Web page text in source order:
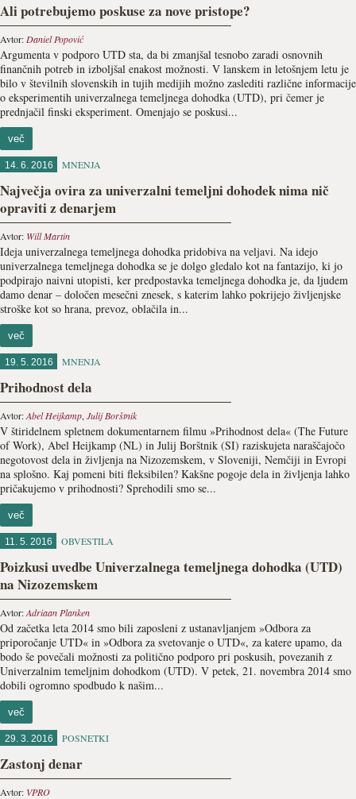
Ali potrebujemo poskuse za nove pristope?
Avtor: Daniel Popović
Argumenta v podporo UTD sta, da bi zmanjšal tesnobo zaradi osnovnih
finančnih potreb in izboljšal enakost možnosti. V lanskem in letošnjem letu je
bilo v številnih slovenskih in tujih medijih možno zaslediti različne informacije
o eksperimentih univerzalnega temeljnega dohodka (UTD), pri čemer je
prednjačil finski eksperiment. Omenjajo se poskusi...
več
14. 6. 2016 MNENJA
Največja ovira za univerzalni temeljni dohodek nima nič
opraviti z denarjem
Avtor: Will Martin
Ideja univerzalnega temeljnega dohodka pridobiva na veljavi. Na idejo
univerzalnega temeljnega dohodka se je dolgo gledalo kot na fantazijo, ki jo
podpirajo naivni utopisti, ker predpostavka temeljnega dohodka je, da ljudem
damo denar – določen mesečni znesek, s katerim lahko pokrijejo življenjske
stroške kot so hrana, prevoz, oblačila in...
več
19. 5. 2016 MNENJA
Prihodnost dela
Avtor:Abel Heijkamp, Julij Borštnik
V štiridelnem spletnem dokumentarnem filmu »Prihodnost dela« (The Future
of Work), Abel Heijkamp (NL) in Julij Borštnik (SI) raziskujeta naraščajočo
negotovost dela in življenja na Nizozemskem, v Sloveniji, Nemčiji in Evropi
na splošno. Kaj pomeni biti fleksibilen? Kakšne pogoje dela in življenja lahko
pričakujemo v prihodnosti? Sprehodili smo se...
več
11. 5. 2016 OBVESTILA
Poizkusi uvedbe Univerzalnega temeljnega dohodka (UTD)
na Nizozemskem
Avtor:Adriaan Planken
Od začetka leta 2014 smo bili zaposleni z ustanavljanjem »Odbora za
priporočanje UTD« in »Odbora za svetovanje o UTD«, za katere upamo, da
bodo še povečali možnosti za politično podporo pri poskusih, povezanih z
Univerzalnim temeljnim dohodkom (UTD). V petek, 21. novembra 2014 smo
dobili ogromno spodbudo k našim...
več
29. 3. 2016 POSNETKI
Zastonj denar
Avtor: VPRO